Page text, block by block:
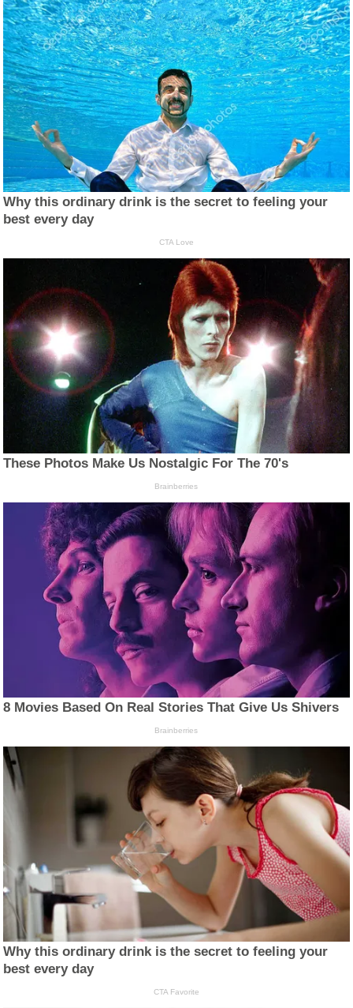
Why this ordinary drink is the secret to feeling your
best every day
CTA Love
These Photos Make Us Nostalgic For The 70's
Brainberries
8 Movies Based On Real Stories That Give Us Shivers
Brainberries
Why this ordinary drink is the secret to feeling your
best every day
CTA Favorite